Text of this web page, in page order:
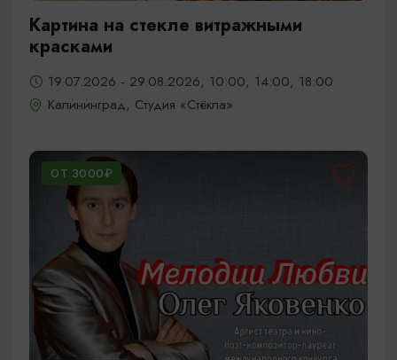
Картина на стекле витражными
красками
19.07.2026 - 29.08.2026, 10:00, 14:00, 18:00
Калининград, Студия «Стёкла»
ОТ 3000₽